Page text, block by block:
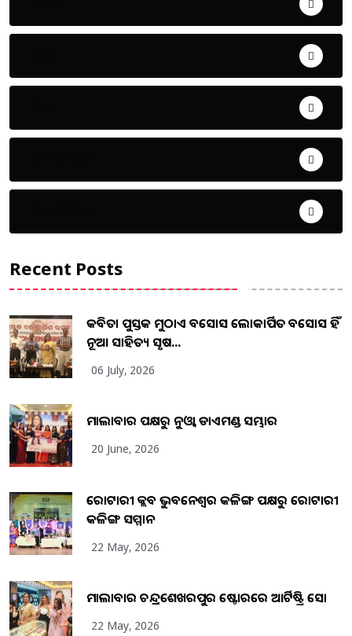
Recent Posts
କବିତା ପୁସ୍ତକ ମୁଠାଏ ଅବସୋସ ଲୋକାର୍ପିତ ଅବସୋସ ହିଁ
ନୂଆ ସାହିତ୍ୟ ସୃଷ...
06 July, 2026
ମାଲାବାର ପକ୍ଷରୁ ନୁଓ୍ବା ଡାଏମଣ୍ଡ ସମ୍ଭାର
20 June, 2026
ରୋଟାରୀ କ୍ଲବ ଭୁବନେଶ୍ୱର କଳିଙ୍ଗ ପକ୍ଷରୁ ରୋଟାରୀ
କଳିଙ୍ଗ ସମ୍ମାନ
22 May, 2026
ମାଲାବାର ଚନ୍ଦ୍ରଶେଖରପୁର ଷ୍ଟୋରରେ ଆର୍ଟିଷ୍ଟ୍ରି ସୋ
22 May, 2026